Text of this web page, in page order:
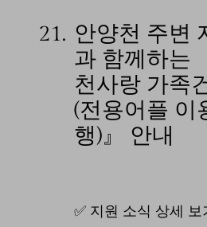
21. 안양천 주변
과 함께하는
천사랑 가족
(전용어플 이
행)』 안내
✅ 지원 소식 상세